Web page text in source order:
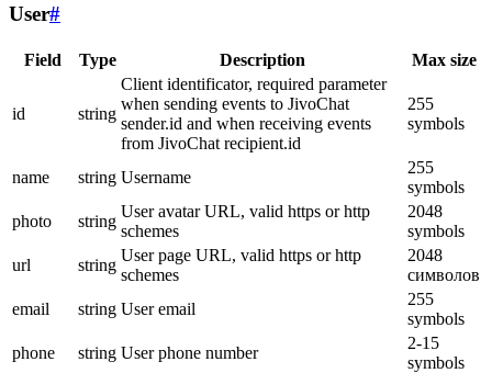
User#
Field Type Description Max size
id string
Client identificator, required parameter
when sending events to JivoChat
sender.id and when receiving events
from JivoChat recipient.id
255
symbols
name string Username
255
symbols
photo
string
User avatar URL, valid https or http
schemes
2048
symbols
url
string
User page URL, valid https or http
schemes
2048
символов
email
string User email
255
symbols
phone
string User phone number
2-15
symbols